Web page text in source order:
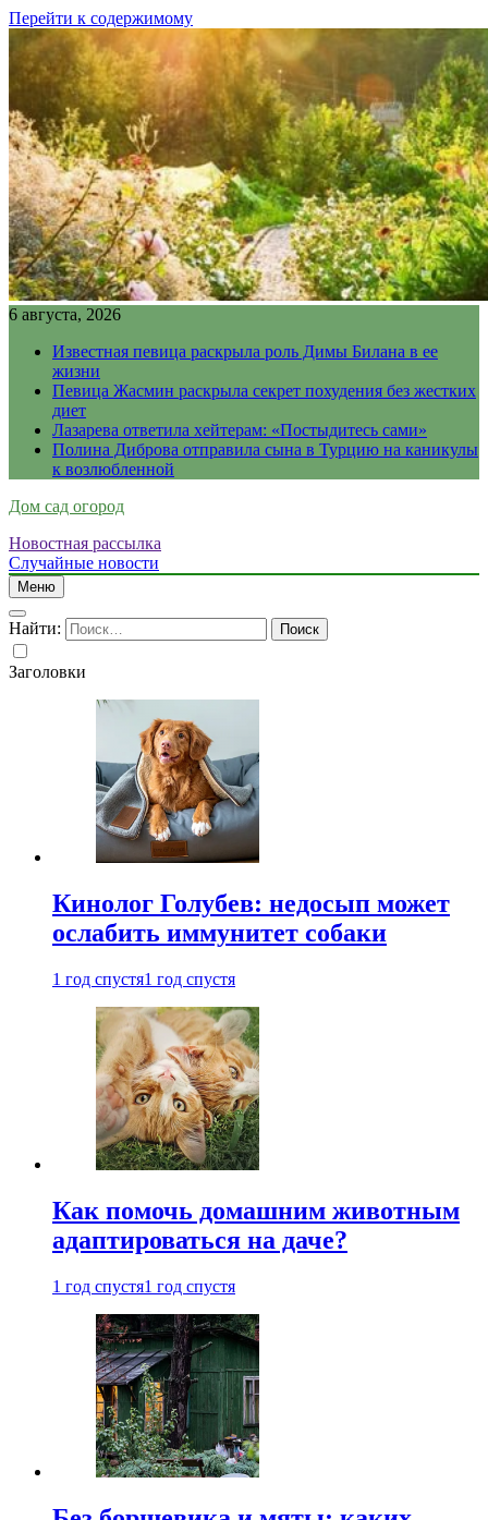
Перейти к содержимому
6 августа, 2026
Известная певица раскрыла роль Димы Билана в ее
жизни
Певица Жасмин раскрыла секрет похудения без жестких
диет
Лазарева ответила хейтерам: «Постыдитесь сами»
Полина Диброва отправила сына в Турцию на каникулы
к возлюбленной
Дом сад огород
Новостная рассылка
Случайные новости
Меню
Найти:
Заголовки
Кинолог Голубев: недосып может
ослабить иммунитет собаки
1 год спустя1 год спустя
Как помочь домашним животным
адаптироваться на даче?
1 год спустя1 год спустя